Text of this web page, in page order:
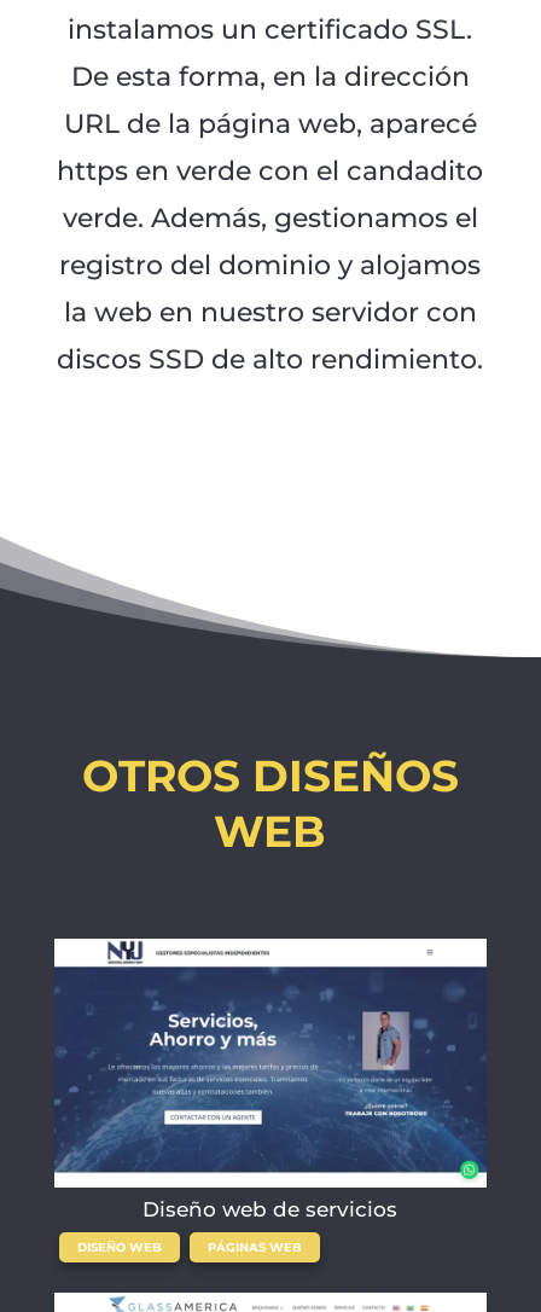
instalamos un certificado SSL.
De esta forma, en la dirección
URL de la página web, aparecé
https en verde con el candadito
verde. Además, gestionamos el
registro del dominio y alojamos
la web en nuestro servidor con
discos SSD de alto rendimiento.
OTROS DISEÑOS
WEB
Diseño web de servicios
DISEÑO WEB
,
PÁGINAS WEB